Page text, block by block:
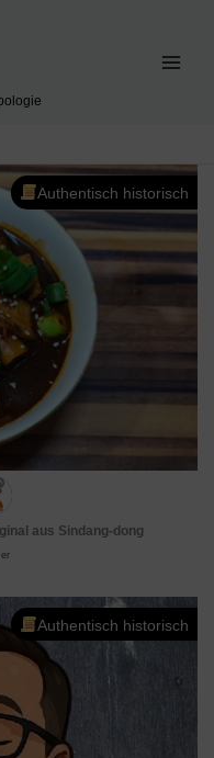
Authentisch historisch
aus Sindang-dong
Authentisch historisch